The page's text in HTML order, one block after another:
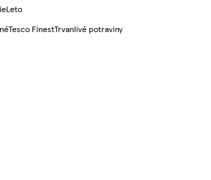
Leto
Tesco FinestTrvanlivé potraviny